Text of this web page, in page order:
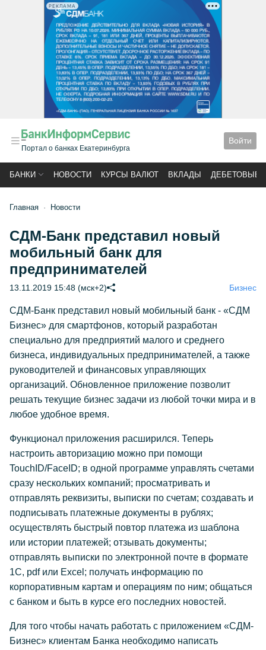
РЕКЛАМА
Портал о банках Екатеринбурга
Войти
БАНКИ НОВОСТИ КУРСЫ ВАЛЮТ ВКЛАДЫ ДЕБЕТОВЫЕ
Главная Новости
СДМ-Банк представил новый
мобильный банк для
предпринимателей
13.11.2019 15:48 (мск+2) Бизнес
СДМ-Банк представил новый мобильный банк - «СДМ
Бизнес» для смартфонов, который разработан
специально для предприятий малого и среднего
бизнеса, индивидуальных предпринимателей, а также
руководителей и финансовых управляющих
организаций. Обновленное приложение позволит
решать текущие бизнес задачи из любой точки мира и в
любое удобное время.
Функционал приложения расширился. Теперь
настроить авторизацию можно при помощи
TouchID/FaceID; в одной программе управлять счетами
сразу нескольких компаний; просматривать и
отправлять реквизиты, выписки по счетам; создавать и
подписывать платежные документы в рублях;
осуществлять быстрый повтор платежа из шаблона
или истории платежей; отзывать документы;
отправлять выписки по электронной почте в формате
1C, pdf или Excel; получать информацию по
корпоративным картам и операциям по ним; общаться
с банком и быть в курсе его последних новостей.
Для того чтобы начать работать с приложением «СДМ-
Бизнес» клиентам Банка необходимо написать